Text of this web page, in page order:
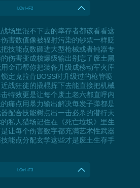
LCtrl+F2
场里混不下去的幸存者都该看看这
害数值像被辐射污染的钞票一样贬
技能点数砸进大型枪械或者钝器专
伤害变成核爆级输出别忘了废土黑
金币帮你把装备升级成移动军火库
定克拉肯BOSS时升级过的枪管喷
战狂徒的撬棍挥下去能直接把机械
特效更是让每个废土老六都直呼内
痛点用暴力输出解决每发子弹都是
配合技能树点出一击必杀的潜行天
私人猎场记住在《死亡垃圾》里生
让每个伤害数字都充满艺术性武器
能点分配玄学这些才是废土生存手
LCtrl+F3